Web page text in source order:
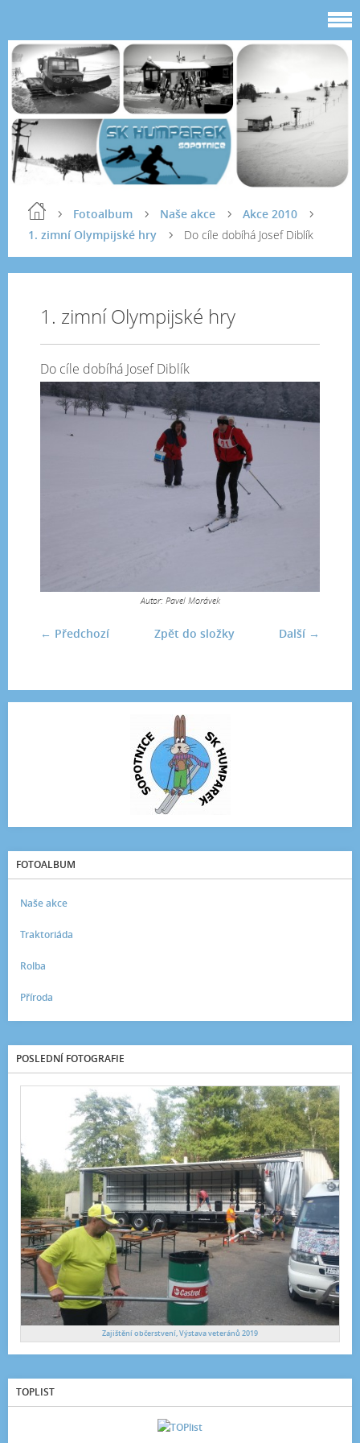
Fotoalbum Naše akce
Akce 2010
1. zimní Olympijské hry
Do cíle dobíhá Josef Diblík
1. zimní Olympijské hry
Do cíle dobíhá Josef Diblík
Autor: Pavel Morávek
← Předchozí Další →
Zpět do složky
FOTOALBUM
Naše akce
Traktoriáda
Rolba
Příroda
POSLEDNÍ FOTOGRAFIE
Zajištění občerstvení, Výstava veteránů 2019
TOPLIST